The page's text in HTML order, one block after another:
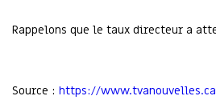
Rappelons que le taux directeur a
Source : https://